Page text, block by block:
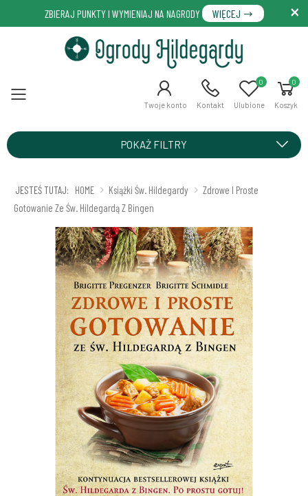
ZBIERAJ PUNKTY I WYMIENIAJ NA NAGRODY WIĘCEJ
Menu Twoje konto Kontakt Ulubione
0 0
Koszyk
POKAŻ FILTRY
JESTEŚ TUTAJ: HOME Książki Św. Hildegardy
Zdrowe I Proste
Gotowanie Ze Św. Hildegardą Z Bingen